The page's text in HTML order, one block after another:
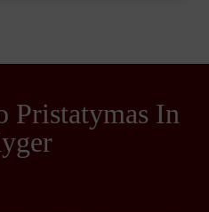
Pristatymas In